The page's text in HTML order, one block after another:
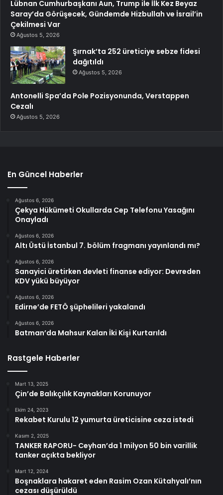
Lübnan Cumhurbaşkanı Aun, Trump ile İlk Kez Beyaz
Saray’da Görüşecek, Gündemde Hizbullah ve İsrail’in
Çekilmesi Var
Ağustos 5, 2026
Şırnak’ta 252 üreticiye sebze fidesi
dağıtıldı
Ağustos 5, 2026
Antonelli Spa’da Pole Pozisyonunda, Verstappen
Cezalı
Ağustos 5, 2026
En Güncel Haberler
Ağustos 6, 2026
Çekya Hükümeti Okullarda Cep Telefonu Yasağını
Onayladı
Ağustos 6, 2026
Altı Üstü İstanbul 7. bölüm fragmanı yayınlandı mı?
Ağustos 6, 2026
Sanayici üretirken devleti finanse ediyor: Devreden
KDV yükü büyüyor
Ağustos 6, 2026
Edirne’de FETÖ şüphelileri yakalandı
Ağustos 6, 2026
Batman’da Mahsur Kalan İki Kişi Kurtarıldı
Rastgele Haberler
Mart 13, 2025
Çin’de Balıkçılık Kaynakları Korunuyor
Ekim 24, 2023
Rekabet Kurulu 12 yumurta üreticisine ceza istedi
Kasım 2, 2025
TANKER RAPORU- Ceyhan’da 1 milyon 50 bin varillik
tanker açıkta bekliyor
Mart 12, 2024
Boşnaklara hakaret eden Rasim Ozan Kütahyalı’nın
cezası düşürüldü